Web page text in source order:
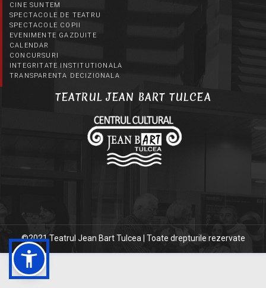
CINE SUNTEM
SPECTACOLE DE TEATRU
SPECTACOLE COPII
EVENIMENTE GAZDUITE
CALENDAR
CONCURSURI
INTEGRITATE INSTITUTIONALA
TRANSPARENTA DECIZIONALA
TEATRUL JEAN BART TULCEA
©2021 Teatrul Jean Bart Tulcea | Toate drepturile rezervate